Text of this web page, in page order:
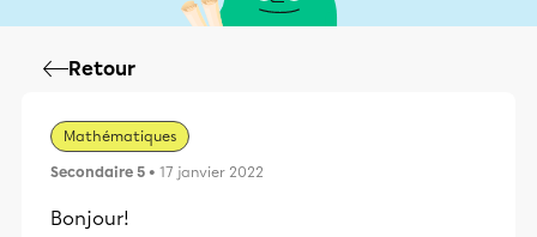
Retour
Mathématiques
Secondaire 5 • 17 janvier 2022
Bonjour!